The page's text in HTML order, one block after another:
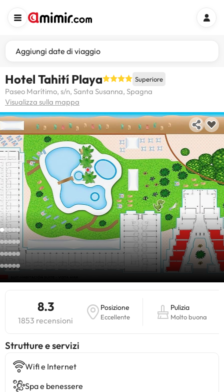
Aggiungi date di viaggio
Hotel Tahití Playa Superiore
Paseo Marítimo, s/n, Santa Susanna, Spagna
Visualizza sulla mappa
8.3
1853 recensioni
Posizione
Eccellente
Pulizia
Molto buona
​Strutture e servizi
Wifi e Internet
Spa e benessere